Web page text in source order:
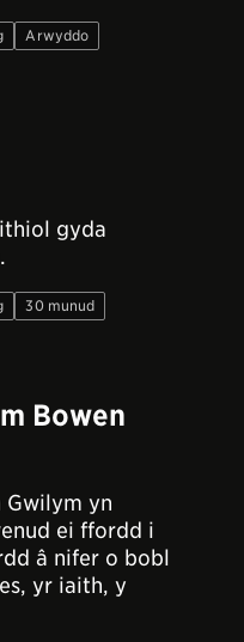
Arwyddo
gyda
30 munud
Bowen
Gwilym yn
ei ffordd i
â nifer o bobl
yr iaith, y